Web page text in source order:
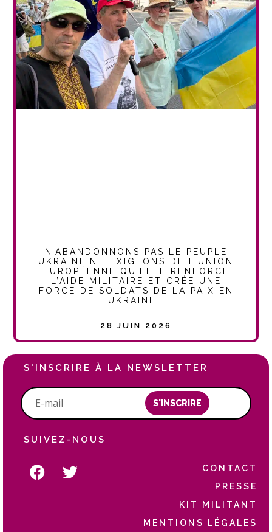
N’ABANDONNONS PAS LE PEUPLE
UKRAINIEN ! EXIGEONS DE L’UNION
EUROPÉENNE QU’ELLE RENFORCE
L’AIDE MILITAIRE ET CRÉE UNE
FORCE DE SOLDATS DE LA PAIX EN
UKRAINE !
28 JUIN 2026
S'INSCRIRE À LA NEWSLETTER
S'INSCRIRE
SUIVEZ-NOUS
CONTACT
PRESSE
KIT MILITANT
MENTIONS LÉGALES